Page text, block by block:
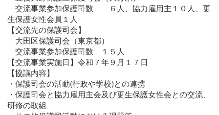
交流事業参加保護司数 ６人、協力雇用主１０人、更
生保護女性会員１人
【交流先の保護司会】
大田区保護司会（東京都）
交流事業参加保護司数 １５人
【交流事業実施日】令和７年９月１７日
【協議内容】
・保護司会の活動(行政や学校)との連携
・保護司会と協力雇用主会及び更生保護女性会との交流、
研修の取組